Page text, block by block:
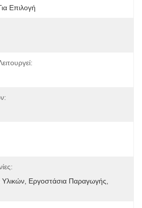
Επιλογή
Εργοστάσια Παραγωγής,